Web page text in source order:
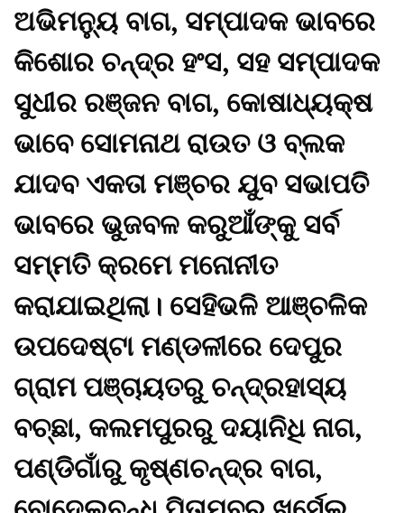
ଅଭିମନ୍ୟୁ ବାଗ, ସମ୍ପାଦକ ଭାବରେ
କିଶୋର ଚନ୍ଦ୍ର ହଂସ, ସହ ସମ୍ପାଦକ
ସୁଧୀର ରଞ୍ଜନ ବାଗ, କୋଷାଧ୍ୟକ୍ଷ
ଭାବେ ସୋମନାଥ ରାଉତ ଓ ବ୍ଲକ
ଯାଦବ ଏକତା ମଞ୍ଚର ଯୁବ ସଭାପତି
ଭାବରେ ଭୁଜବଳ କରୁଆଁଙ୍କୁ ସର୍ବ
ସମ୍ମତି କ୍ରମେ ମନୋନୀତ
କରାଯାଇଥିଲା। ସେହିଭଳି ଆଞ୍ଚଳିକ
ଉପଦେଷ୍ଟା ମଣ୍ଡଳୀରେ ଦେପୁର
ଗ୍ରାମ ପଞ୍ଚାୟତରୁ ଚନ୍ଦ୍ରହାସ୍ୟ
ବଚ୍ଛା, କଲମପୁରରୁ ଦୟାନିଧି ନାଗ,
ପଣ୍ଡିଗାଁରୁ କୃଷ୍ଣଚନ୍ଦ୍ର ବାଗ,